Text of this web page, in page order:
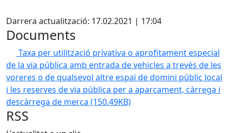
Darrera actualització: 17.02.2021 | 17:04
Documents
Taxa per utilització privativa o aprofitament especial
de la via pública amb entrada de vehicles a trevès de les
voreres o de qualsevol altre espai de domini públic local
i les reserves de via pública per a aparcament, càrrega i
descàrrega de merca (150.49KB)
RSS